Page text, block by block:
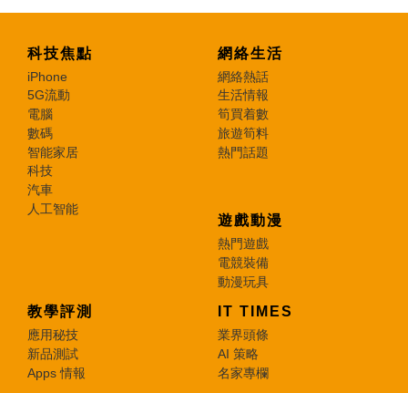
科技焦點
iPhone
5G流動
電腦
數碼
智能家居
科技
汽車
人工智能
網絡生活
網絡熱話
生活情報
筍買着數
旅遊筍料
熱門話題
遊戲動漫
熱門遊戲
電競裝備
動漫玩具
教學評測
應用秘技
新品測試
Apps 情報
IT TIMES
業界頭條
AI 策略
名家專欄